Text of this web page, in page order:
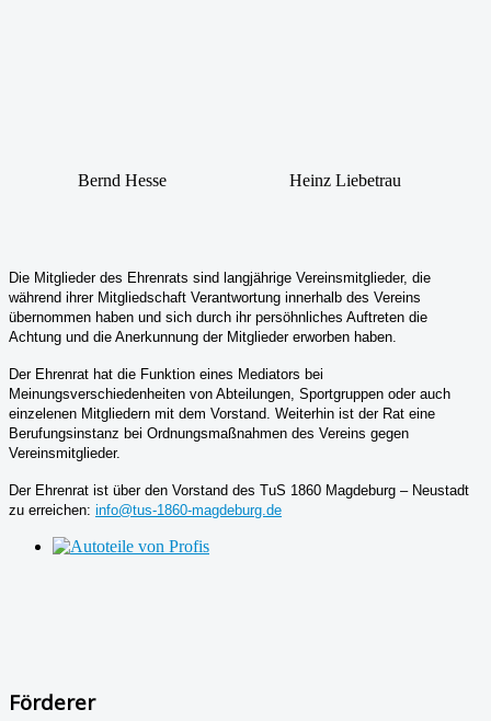
Bernd Hesse Heinz Liebetrau
Die Mitglieder des Ehrenrats sind langjährige Vereinsmitglieder, die
während ihrer Mitgliedschaft Verantwortung innerhalb des Vereins
übernommen haben und sich durch ihr persöhnliches Auftreten die
Achtung und die Anerkunnung der Mitglieder erworben haben.
Der Ehrenrat hat die Funktion eines Mediators bei
Meinungsverschiedenheiten von Abteilungen, Sportgruppen oder auch
einzelenen Mitgliedern mit dem Vorstand. Weiterhin ist der Rat eine
Berufungsinstanz bei Ordnungsmaßnahmen des Vereins gegen
Vereinsmitglieder.
Der Ehrenrat ist über den Vorstand des TuS 1860 Magdeburg – Neustadt
zu erreichen: info@tus-1860-magdeburg.de
Förderer